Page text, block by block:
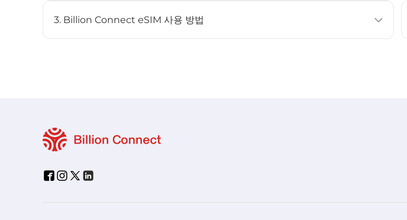
디지털 SIM입니다. 호환되는 기기에 내장되어 있으며 여러 프로필을 저장할 수 있습니다.
3. Billion Connect eSIM 사용 방법
- "데이터 로밍"을 켜고 "셀룰러 데이터"에서 BC eSIM을 선택합니다.
- eSIM은 자동으로 가장 적합한 현지 네트워크에 연결됩니다.